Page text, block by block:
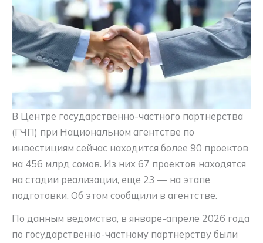
В Центре государственно-частного партнерства
(ГЧП) при Национальном агентстве по
инвестициям сейчас находится более 90 проектов
на 456 млрд сомов. Из них 67 проектов находятся
на стадии реализации, еще 23 — на этапе
подготовки. Об этом сообщили в агентстве.
По данным ведомства, в январе-апреле 2026 года
по государственно-частному партнерству были